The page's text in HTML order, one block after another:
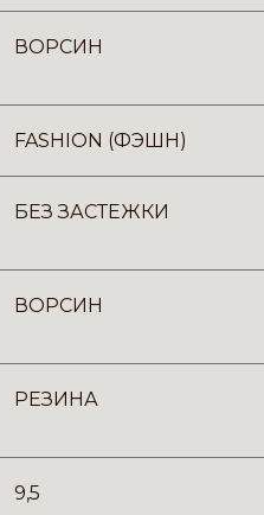
ВОРСИН
FASHION (ФЭШН)
БЕЗ ЗАСТЕЖКИ
ВОРСИН
РЕЗИНА
9,5